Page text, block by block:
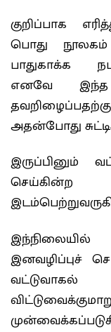
குறிப்பாக
பொது நூலகம்
பாதுகாக்க
எனவே இந்த
அதன்போது
இருப்பினும்
செய்கின்ற
இனவழிப்புச்
வட்டுவாகல்